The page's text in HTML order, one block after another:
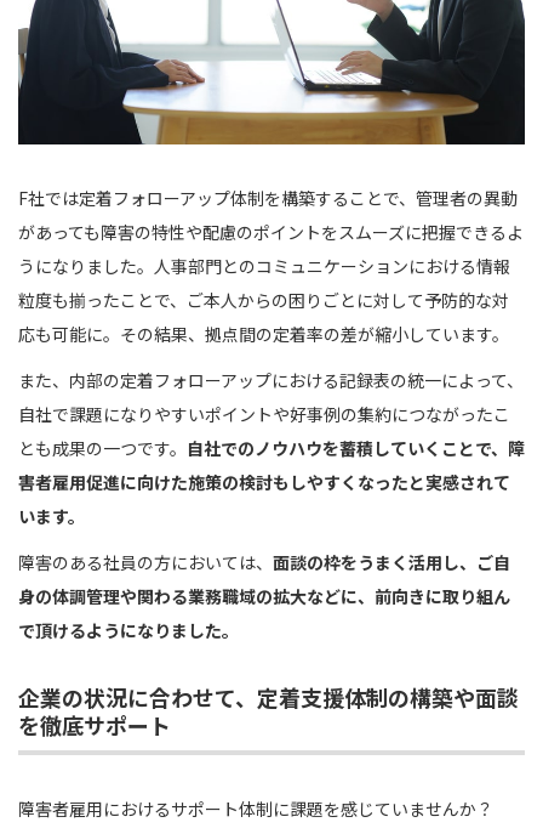
F社では定着フォローアップ体制を構築することで、管理者の異動
があっても障害の特性や配慮のポイントをスムーズに把握できるよ
うになりました。人事部門とのコミュニケーションにおける情報
粒度も揃ったことで、ご本人からの困りごとに対して予防的な対
応も可能に。その結果、拠点間の定着率の差が縮小しています。
また、内部の定着フォローアップにおける記録表の統一によって、
自社で課題になりやすいポイントや好事例の集約につながったこ
とも成果の一つです。 自社でのノウハウを蓄積していくことで、障
害者雇用促進に向けた施策の検討もしやすくなったと実感されて
います。
障害のある社員の方においては、 面談の枠をうまく活用し、ご自
身の体調管理や関わる業務職域の拡大などに、前向きに取り組ん
で頂けるようになりました。
企業の状況に合わせて、定着支援体制の構築や面談
を徹底サポート
障害者雇用におけるサポート体制に課題を感じていませんか？